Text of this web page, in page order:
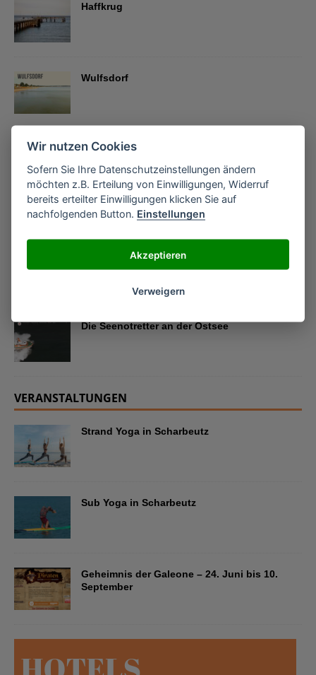
Haffkrug
Wulfsdorf
SCHARBEUTZ WISSEN
Strand Yoga in Scharbeutz
Sub Yoga in Scharbeutz
Die Seenotretter an der Ostsee
VERANSTALTUNGEN
Strand Yoga in Scharbeutz
Sub Yoga in Scharbeutz
Geheimnis der Galeone – 24. Juni bis 10.
September
Wir nutzen Cookies
Sofern Sie Ihre Datenschutzeinstellungen ändern
möchten z.B. Erteilung von Einwilligungen, Widerruf
bereits erteilter Einwilligungen klicken Sie auf
nachfolgenden Button. Einstellungen
Akzeptieren
Verweigern